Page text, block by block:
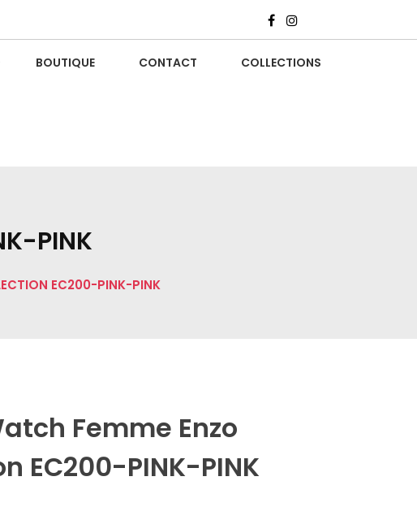
BOUTIQUE CONTACT COLLECTIONS
PINK
EC200-PINK-PINK
Femme Enzo
EC200-PINK-PINK